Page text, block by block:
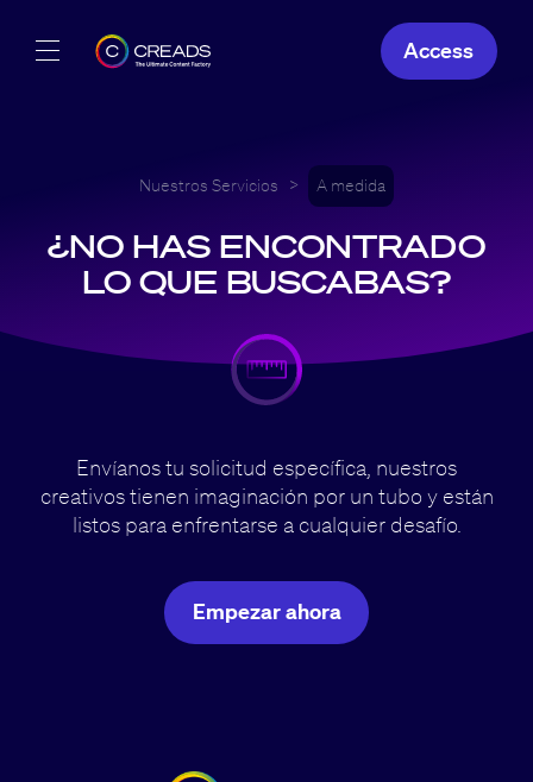
Nuestras ofertas
Creads
Access
Nuestros Servicios > A medida
¿NO HAS ENCONTRADO
LO QUE BUSCABAS?
Envíanos tu solicitud específica, nuestros
creativos tienen imaginación por un tubo y están
listos para enfrentarse a cualquier desafío.
Empezar ahora